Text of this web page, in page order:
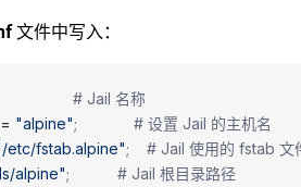
文件中写入：
{ # Jail 名称
= "alpine";             # 设置 Jail 的主机名
etc/fstab.alpine";    # Jail 使用的 fstab 文
alpine";           # Jail 根目录路径